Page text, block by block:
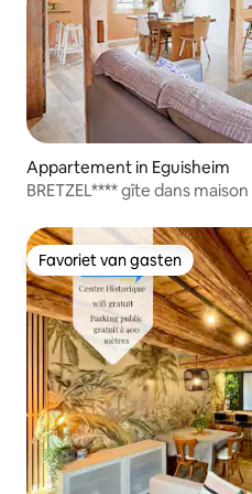
Appartement in Eguisheim
BRETZEL**** gîte dans
Favoriet van gasten
Favoriet van gasten